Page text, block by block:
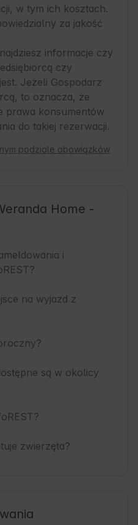
w tym ich kosztach.
za jakość
informacje czy
czy
Jeżeli Gospodarz
to oznacza, że
prawa konsumentów
do takiej rezerwacji.
podziale obowiązków
Home -
i
na wyjazd z
są w okolicy
zwierzęta?